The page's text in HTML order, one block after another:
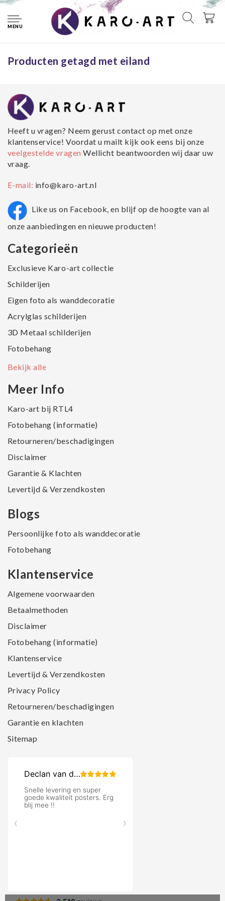
MENU
eiland
Geen producten gevonden!...
Producten getagd met eiland
Heeft u vragen? Neem gerust contact op met onze
klantenservice! Voordat u mailt kijk ook eens bij onze
veelgestelde vragenWellicht beantwoorden wij daar uw
vraag.
E-mail: info@karo-art.nl
Like us on Facebook, en blijf op de hoogte van al
onze aanbiedingen en nieuwe producten!
Categorieën
Exclusieve Karo-art collectie
Schilderijen
Eigen foto als wanddecoratie
Acrylglas schilderijen
3D Metaal schilderijen
Fotobehang
Bekijk alle
Meer Info
Karo-art bij RTL4
Fotobehang (informatie)
Retourneren/beschadigingen
Disclaimer
Garantie & Klachten
Levertijd & Verzendkosten
Blogs
Persoonlijke foto als wanddecoratie
Fotobehang
Klantenservice
Algemene voorwaarden
Betaalmethoden
Disclaimer
Fotobehang (informatie)
Klantenservice
Levertijd & Verzendkosten
Privacy Policy
Retourneren/beschadigingen
Garantie en klachten
Sitemap